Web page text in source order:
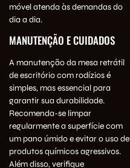
móvel atenda às demandas do
dia a dia.
MANUTENÇÃO E CUIDADOS
A manutenção da mesa retrátil
de escritório com rodízios é
simples, mas essencial para
garantir sua durabilidade.
Recomenda-se limpar
regularmente a superfície com
um pano úmido e evitar o uso de
produtos químicos agressivos.
Além disso, verifique